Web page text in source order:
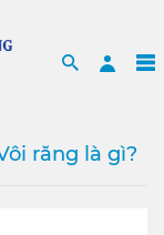
Search
răng là gì?